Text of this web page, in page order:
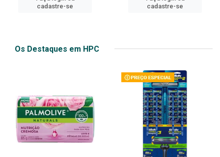
cadastre-se
cadastre-se
Os Destaques em HPC